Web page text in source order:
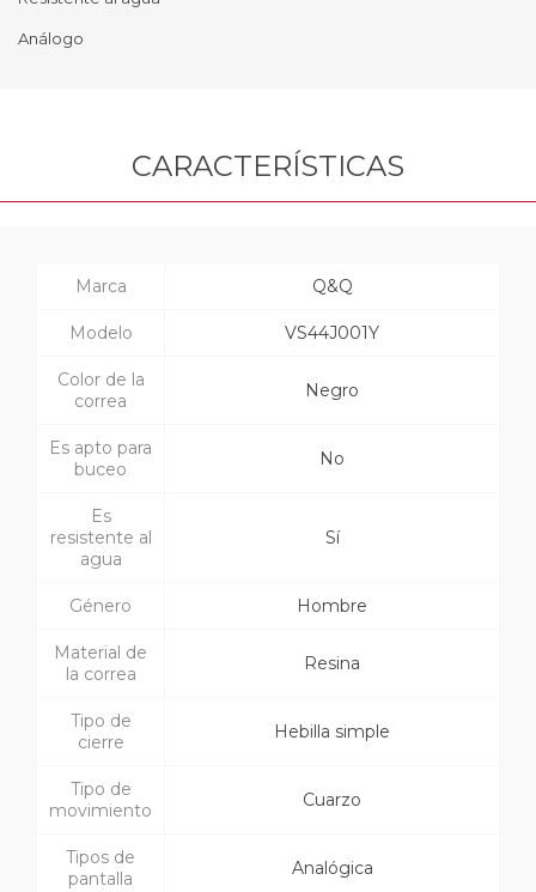
Análogo
CARACTERÍSTICAS
Marca Q&Q
Modelo VS44J001Y
Color de la
correa
Negro
Es apto para
buceo
No
Es
resistente al
agua
Sí
Género Hombre
Material de
la correa
Resina
Tipo de
cierre
Hebilla simple
Tipo de
movimiento
Cuarzo
Tipos de
pantalla
Analógica